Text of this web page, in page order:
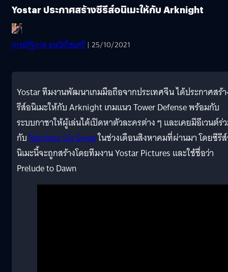
Yostar ประกาศสร้างซีรีส์อนิเมะให้กับ Arknight
กรณ์รัฐภาส ธนวัตไชยศรี | 25/10/2021
Yostar ทีมงานพัฒนาเกมมือถือจากประเทศจีน ได้ประกาศสร้
รีส์อนิเมะให้กับ Arknight เกมแนว Tower Defense พร้อมกับ
ระบบกาชาให้ผู้เล่นได้เปิดหาตัวละครต่าง ๆ และเคยมีอีเวนต์ร่
กับRainbow Six Siegeในช่วงเดือนสิงหาคมที่ผ่านมา โดยซีรี
นิเมะนี้จะถูกสร้างโดยทีมงาน Yostar Pictures และใช้ชื่อว่า
Prelude to Dawn